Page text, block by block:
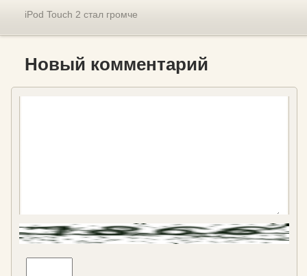
iPod Touch 2 стал громче
Новый комментарий